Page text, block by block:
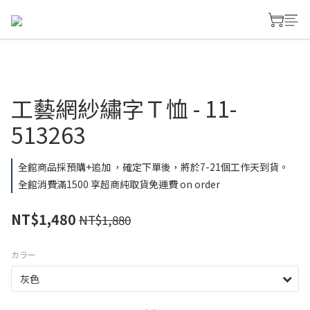
工藝網紗繡字Ｔ恤 - 11-
513263
全館商品採預購+追加 ，確定下單後，將於7-21個工作天到貨。
全館消費滿1500 享超商純取貨免運費 on order
NT$1,480 NT$1,880
カラー